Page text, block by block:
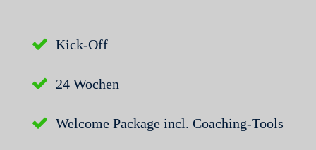
Kick-Off
24 Wochen
Welcome Package incl. Coaching-Tools